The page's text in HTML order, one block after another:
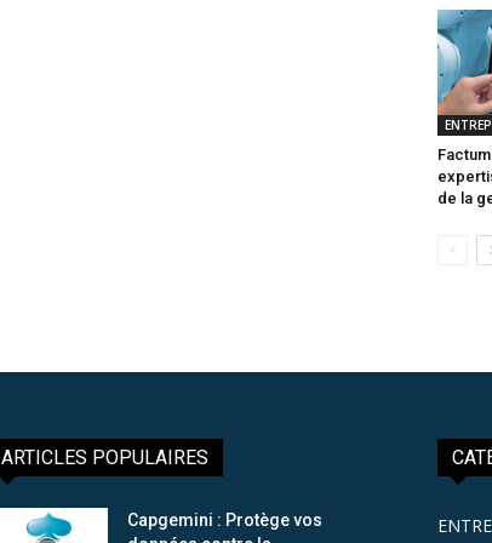
de la
ARTICLES POPULAIRES
Capgemini : Protège vos